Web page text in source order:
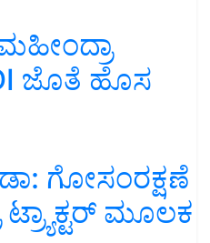
ಜೊತೆ ಹೊಸ
ಗೋಸಂರಕ್ಷಣೆ
ಮೂಲಕ